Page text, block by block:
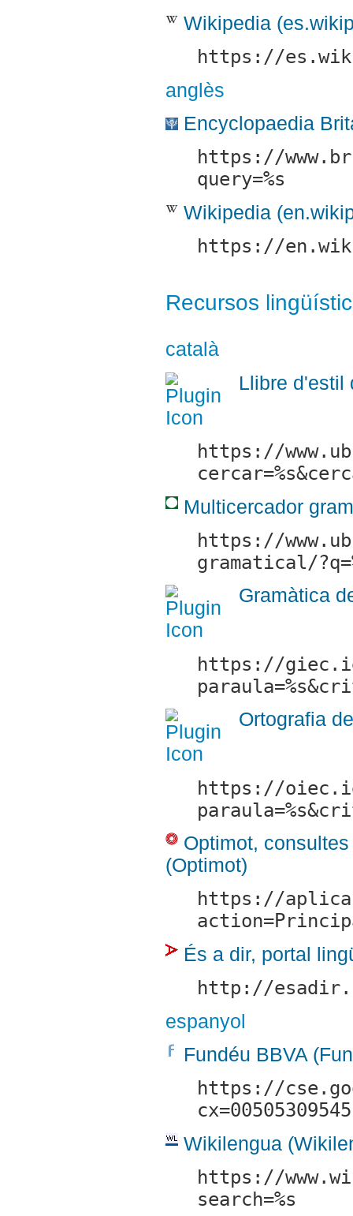
Wikipedia
https://
anglès
Encyclopaedia
https://
query=%s
Wikipedia
https://
Recursos
català
Llibre d'estil
https://
Multicercador
https://
gramatical/
Gramàtica
https://
Ortografia
https://
Optimot,
(Optimot)
https://
És a dir, portal
http://
espanyol
Fundéu BBVA
https://
Wikilengua
https://
search=%s